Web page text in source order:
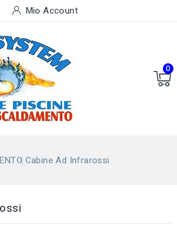
Mio Account
0
Cabine Ad Infrarossi